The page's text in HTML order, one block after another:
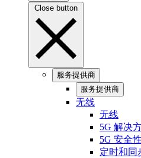
Close button
服务提供商
服务提供商
无线
无线
5G 解决
5G 安全性
定时和同